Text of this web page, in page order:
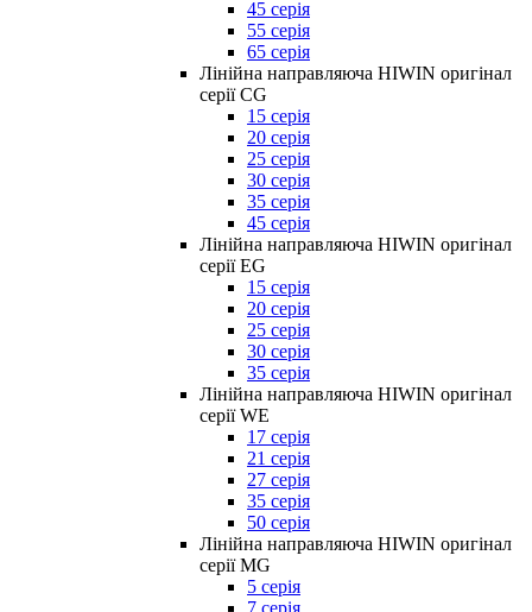
45 серія
55 серія
65 серія
Лінійна направляюча HIWIN оригінал
серії CG
15 серія
20 серія
25 серія
30 серія
35 серія
45 серія
Лінійна направляюча HIWIN оригінал
серії EG
15 серія
20 серія
25 серія
30 серія
35 серія
Лінійна направляюча HIWIN оригінал
серії WE
17 серія
21 серія
27 серія
35 серія
50 серія
Лінійна направляюча HIWIN оригінал
серії MG
5 серія
7 серія